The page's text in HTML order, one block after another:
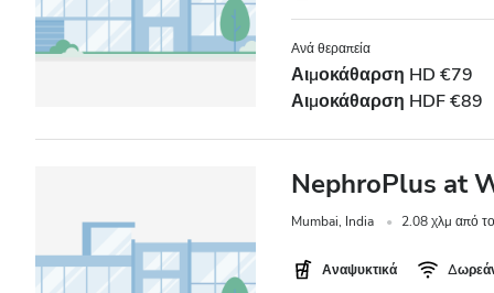
Ανά θεραπεία
Αιμοκάθαρση HD €79
Αιμοκάθαρση HDF €89
NephroPlus at
Mumbai, India 2.08 χλμ από
Αναψυκτικά